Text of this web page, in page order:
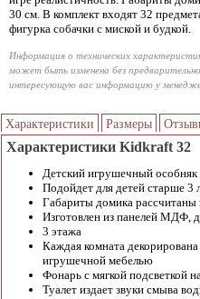
30 см. В комплект входят 32
фигурка собачки с миской и будкой.
Информация о технических
может быть изменена без
интересующую вас информацию у
Характеристики Размеры
Характеристики Kidkraft 32
Детский игрушечный особняк
Подойдет для детей старше 3
Габариты домика рассчитаны
Изготовлен из панелей МДФ,
3 этажа
Каждая комната
игрушечной мебелью
Фонарь с мягкой подсветкой
Туалет издает звуки смыва